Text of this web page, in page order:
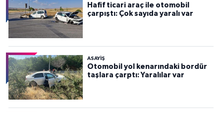
Hafif ticari araç ile otomobil
çarpıştı: Çok sayıda yaralı var
ASAYİŞ
Otomobil yol kenarındaki bordür
taşlara çarptı: Yaralılar var